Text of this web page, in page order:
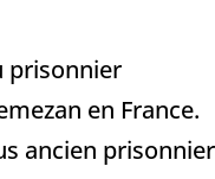
prisonnier
en France.
ancien prisonnier